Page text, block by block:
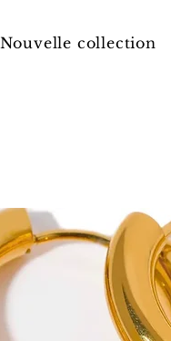
Nouvelle collection